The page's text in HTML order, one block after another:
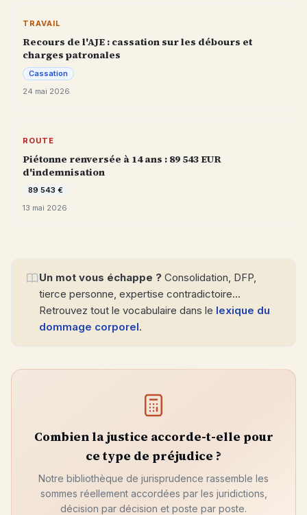
TRAVAIL
Recours de l'AJE : cassation sur les débours et
charges patronales
Cassation
24 mai 2026
ROUTE
Piétonne renversée à 14 ans : 89 543 EUR
d'indemnisation
89 543 €
13 mai 2026
Un mot vous échappe ? Consolidation, DFP,
tierce personne, expertise contradictoire…
Retrouvez tout le vocabulaire dans le lexique du
dommage corporel.
Combien la justice accorde-t-elle pour
ce type de préjudice ?
Notre bibliothèque de jurisprudence rassemble les
sommes réellement accordées par les juridictions,
décision par décision et poste par poste.